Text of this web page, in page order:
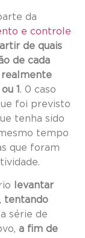
da
e controle
de quais
de cada
realmente
1. 0 caso
foi previsto
tenha sido
tempo
que foram
levantar
tentando
série de
a fim de